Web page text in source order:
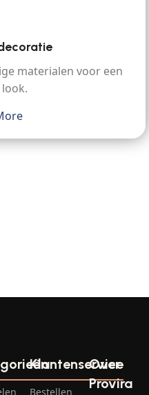
materialen voor een
Klantenservice
Bestellen
Over
Provira